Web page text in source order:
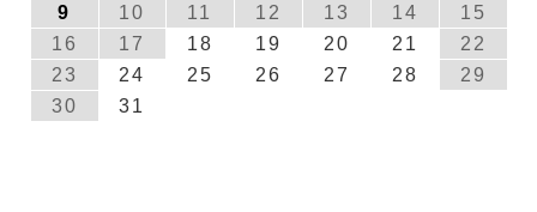
9
10 11 12 13 14
15
16
17 18 19 20 21
22
23
24 25 26 27 28
29
30
31